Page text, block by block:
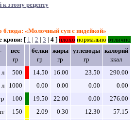
этому рецепту
блюда: «Молочный суп с индейкой»
крови: [ 1 | 2 | 3 | 4] плохо нормально отлично
вес
гр
белки
гр
жиры
гр
углеводы
гр
калорий
ккал
л 500 14.50 16.00 23.50
290.00
л 1000 0.00 0.00 0.00
0.00
100 19.50 22.00 0.00
276.00
150 2.09 0.30 12.30
57.15